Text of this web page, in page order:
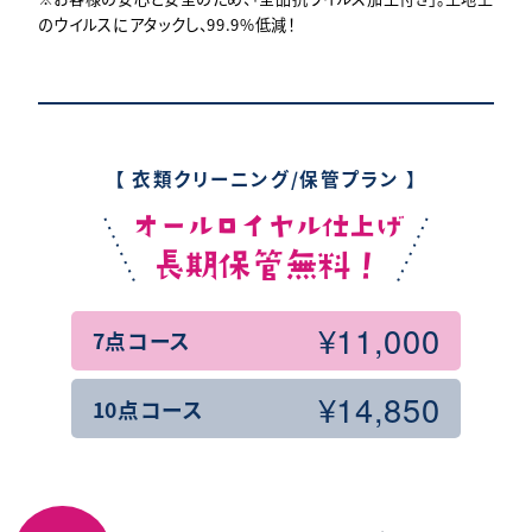
のウイルスにアタックし、99.9%低減！
【 衣類クリーニング/保管プラン 】
オールロイヤル仕上げ
長期保管無料！
7点コース ¥11,000
10点コース ¥14,850